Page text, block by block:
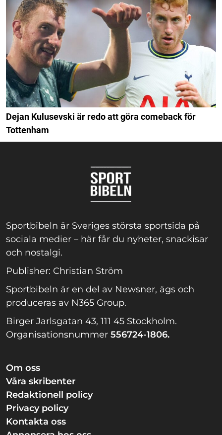
Dejan Kulusevski är redo att göra comeback för
Tottenham
Sportbibeln är Sveriges största sportsida på
sociala medier – här får du nyheter, snackisar
och nostalgi.
Publisher: Christian Ström
Sportbibeln är en del av Newsner, ägs och
produceras av N365 Group.
Birger Jarlsgatan 43, 111 45 Stockholm.
Organisationsnummer 556724-1806.
Om oss
Våra skribenter
Redaktionell policy
Privacy policy
Kontakta oss